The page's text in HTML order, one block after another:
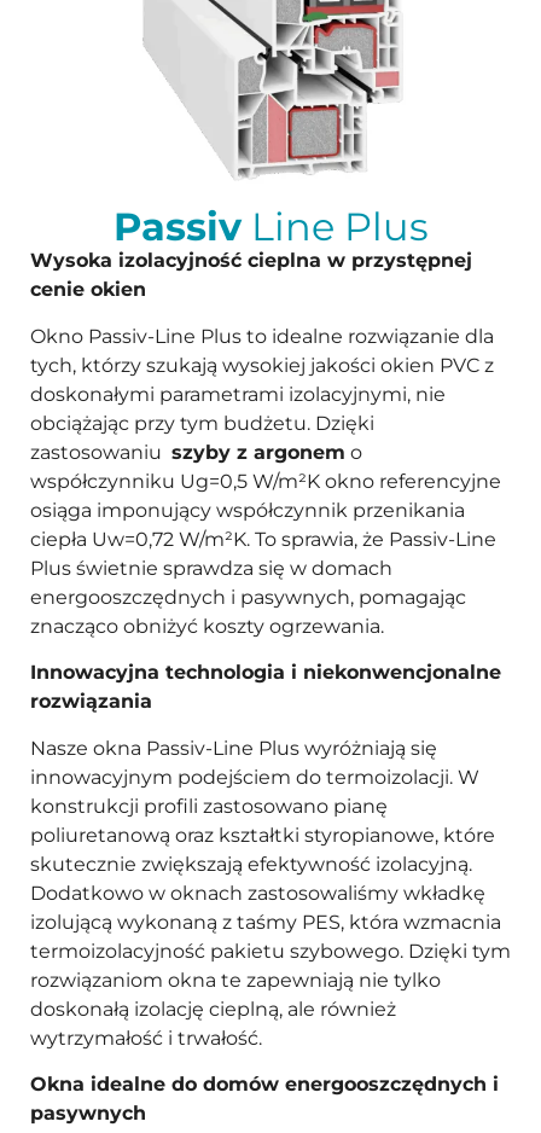
PassivLine Plus
Wysoka izolacyjność cieplna w przystępnej
cenie okien
Okno Passiv-Line Plus to idealne rozwiązanie dla
tych, którzy szukają wysokiej jakości okien PVC z
doskonałymi parametrami izolacyjnymi, nie
obciążając przy tym budżetu. Dzięki
zastosowaniu szyby z argonem o
współczynniku Ug=0,5 W/m²K okno referencyjne
osiąga imponujący współczynnik przenikania
ciepła Uw=0,72 W/m²K. To sprawia, że Passiv-Line
Plus świetnie sprawdza się w domach
energooszczędnych i pasywnych, pomagając
znacząco obniżyć koszty ogrzewania.
Innowacyjna technologia i niekonwencjonalne
rozwiązania
Nasze okna Passiv-Line Plus wyróżniają się
innowacyjnym podejściem do termoizolacji. W
konstrukcji profili zastosowano pianę
poliuretanową oraz kształtki styropianowe, które
skutecznie zwiększają efektywność izolacyjną.
Dodatkowo w oknach zastosowaliśmy wkładkę
izolującą wykonaną z taśmy PES, która wzmacnia
termoizolacyjność pakietu szybowego. Dzięki tym
rozwiązaniom okna te zapewniają nie tylko
doskonałą izolację cieplną, ale również
wytrzymałość i trwałość.
Okna idealne do domów energooszczędnych i
pasywnych